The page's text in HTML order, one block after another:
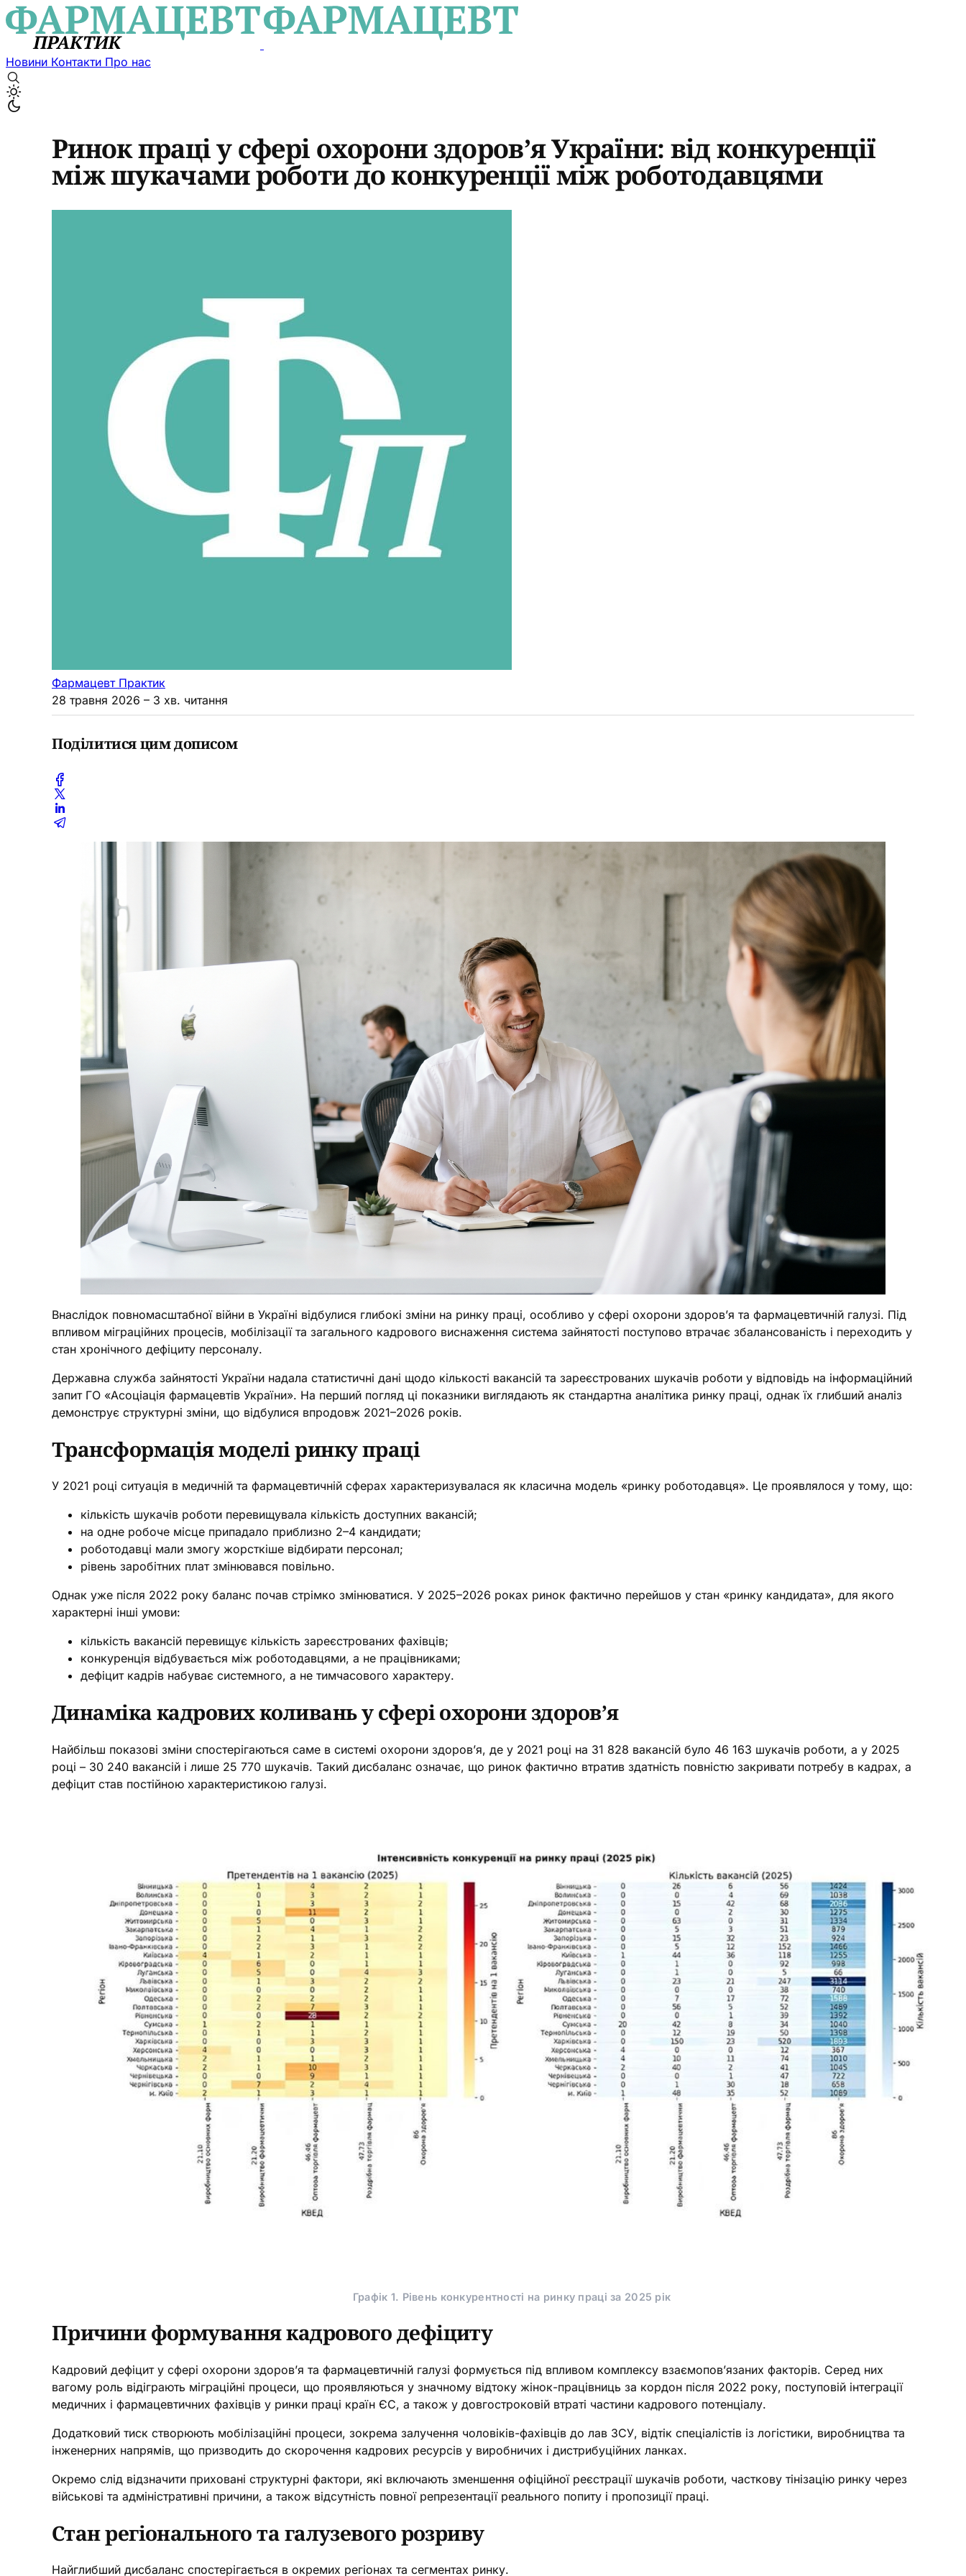
Новини Контакти Про нас
Ринок праці у сфері охорони здоров’я України: від конкуренції
між шукачами роботи до конкуренції між роботодавцями
Фармацевт Практик
28 травня 2026 – 3 хв. читання
Поділитися цим дописом
Внаслідок повномасштабної війни в Україні відбулися глибокі зміни на ринку праці, особливо у сфері охорони здоров’я та фармацевтичній галузі. Під
впливом міграційних процесів, мобілізації та загального кадрового виснаження система зайнятості поступово втрачає збалансованість і переходить у
стан хронічного дефіциту персоналу.
Державна служба зайнятості України надала статистичні дані щодо кількості вакансій та зареєстрованих шукачів роботи у відповідь на інформаційний
запит ГО «Асоціація фармацевтів України». На перший погляд ці показники виглядають як стандартна аналітика ринку праці, однак їх глибший аналіз
демонструє структурні зміни, що відбулися впродовж 2021–2026 років.
Трансформація моделі ринку праці
У 2021 році ситуація в медичній та фармацевтичній сферах характеризувалася як класична модель «ринку роботодавця». Це проявлялося у тому, що:
кількість шукачів роботи перевищувала кількість доступних вакансій;
на одне робоче місце припадало приблизно 2–4 кандидати;
роботодавці мали змогу жорсткіше відбирати персонал;
рівень заробітних плат змінювався повільно.
Однак уже після 2022 року баланс почав стрімко змінюватися. У 2025–2026 роках ринок фактично перейшов у стан «ринку кандидата», для якого
характерні інші умови:
кількість вакансій перевищує кількість зареєстрованих фахівців;
конкуренція відбувається між роботодавцями, а не працівниками;
дефіцит кадрів набуває системного, а не тимчасового характеру.
Динаміка кадрових коливань у сфері охорони здоров’я
Найбільш показові зміни спостерігаються саме в системі охорони здоров’я, де у 2021 році на 31 828 вакансій було 46 163 шукачів роботи, а у 2025
році – 30 240 вакансій і лише 25 770 шукачів. Такий дисбаланс означає, що ринок фактично втратив здатність повністю закривати потребу в кадрах, а
дефіцит став постійною характеристикою галузі.
Графік 1. Рівень конкурентності на ринку праці за 2025 рік
Причини формування кадрового дефіциту
Кадровий дефіцит у сфері охорони здоров’я та фармацевтичній галузі формується під впливом комплексу взаємопов’язаних факторів. Серед них
вагому роль відіграють міграційні процеси, що проявляються у значному відтоку жінок-працівниць за кордон після 2022 року, поступовій інтеграції
медичних і фармацевтичних фахівців у ринки праці країн ЄС, а також у довгостроковій втраті частини кадрового потенціалу.
Додатковий тиск створюють мобілізаційні процеси, зокрема залучення чоловіків-фахівців до лав ЗСУ, відтік спеціалістів із логістики, виробництва та
інженерних напрямів, що призводить до скорочення кадрових ресурсів у виробничих і дистрибуційних ланках.
Окремо слід відзначити приховані структурні фактори, які включають зменшення офіційної реєстрації шукачів роботи, часткову тінізацію ринку через
військові та адміністративні причини, а також відсутність повної репрезентації реального попиту і пропозиції праці.
Стан регіонального та галузевого розриву
Найглибший дисбаланс спостерігається в окремих регіонах та сегментах ринку.